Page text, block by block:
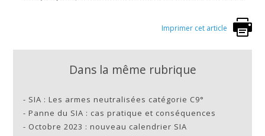
Imprimer cet article
Dans la même rubrique
- SIA : Les armes neutralisées catégorie C9°
-Panne du SIA : cas pratique et conséquences
- Octobre 2023 : nouveau calendrier SIA